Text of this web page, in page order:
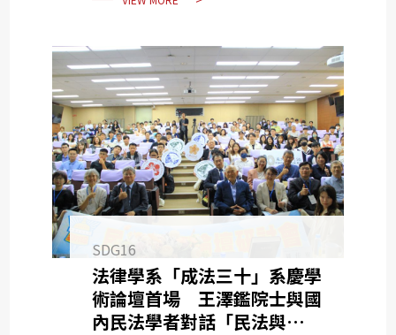
SDG16
法律學系「成法三十」系慶學
術論壇首場 王澤鑑院士與國
內民法學者對話「民法與特別